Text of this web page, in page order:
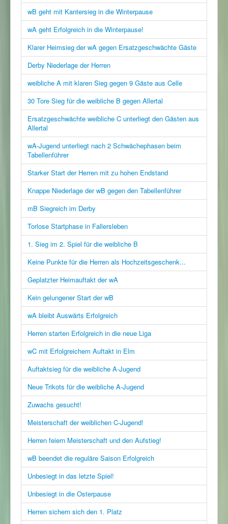
wB geht mit Kantersieg in die Winterpause
wA geht Erfolgreich in die Winterpause!
Klarer Heimsieg der wA gegen Ersatzgeschwächte Gäste
Derby Niederlage der Herren
weibliche A mit klaren Sieg gegen 9 Gäste aus Celle
30 Tore Sieg für die weibliche B gegen Allertal
Ersatzgeschwächte weibliche C unterliegt den Gästen aus
Allertal
wA-Jugend unterliegt nach 2 Schwächephasen beim
Tabellenführer
Starker Start der Herren mit zu hohen Endstand
Knappe Niederlage der wB gegen den Tabellenführer
mB Siegreich im Derby
Torlose Startphase in Fallersleben
1. Sieg im 2. Spiel für die weibliche B
Keine Punkte für die Herren als Hochzeitsgeschenk...
Geplatzter Heimauftakt der wA
Kein gelungener Start der wB
wA bleibt Auswärts Erfolgreich
Herren starten Erfolgreich in die neue Liga
wC mit Erfolgreichem Auftakt in Elm
Auftaktsieg für die weibliche A-Jugend
Neue Trikots für die weibliche A-Jugend
Zuwachs gesucht!
Meisterschaft der weiblichen C-Jugend!
Herren feiern Meisterschaft und den Aufstieg!
wB beendet die reguläre Saison Erfolgreich
Unbesiegt in das letzte Spiel!
Unbesiegt in die Osterpause
Herren sichern sich den 1. Platz